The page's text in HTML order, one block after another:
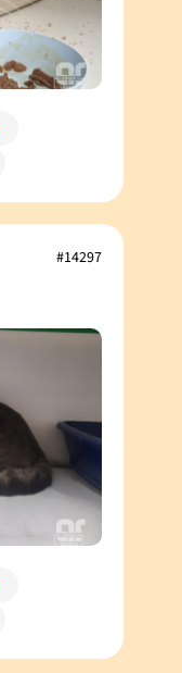
#14297